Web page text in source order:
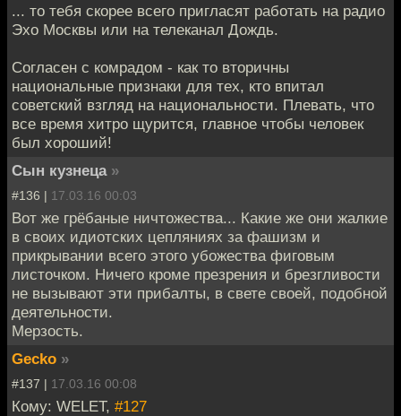
... то тебя скорее всего пригласят работать на радио
Эхо Москвы или на телеканал Дождь.
Согласен с комрадом - как то вторичны
национальные признаки для тех, кто впитал
советский взгляд на национальности. Плевать, что
все время хитро щурится, главное чтобы человек
был хороший!
Сын кузнеца »
#136 | 17.03.16 00:03
Вот же грёбаные ничтожества... Какие же они жалкие
в своих идиотских цепляниях за фашизм и
прикрывании всего этого убожества фиговым
листочком. Ничего кроме презрения и брезгливости
не вызывают эти прибалты, в свете своей, подобной
деятельности.
Мерзость.
Gecko »
#137 | 17.03.16 00:08
Кому: WELET, #127